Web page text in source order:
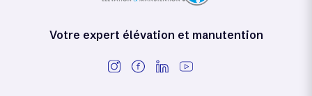
Votre expert élévation et manutention